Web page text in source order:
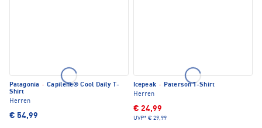
Patagonia · Capilene® Cool Daily T-
Shirt
Herren
€ 54,99
Icepeak · Paterson T-Shirt
Herren
€ 24,99
UVP* € 29,99